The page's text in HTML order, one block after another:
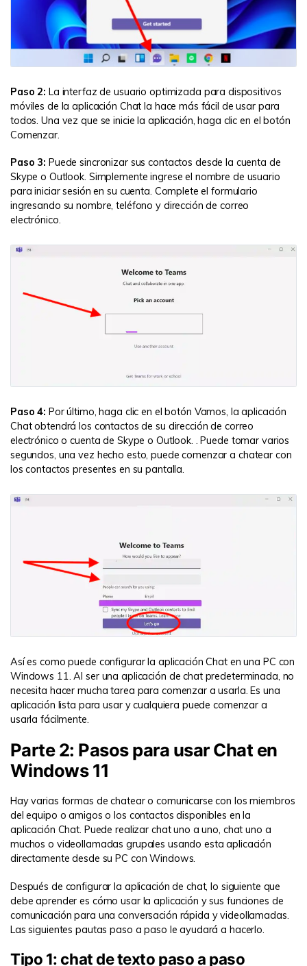
Paso 2: La interfaz de usuario optimizada para dispositivos
móviles de la aplicación Chat la hace más fácil de usar para
todos. Una vez que se inicie la aplicación, haga clic en el botón
Comenzar.
Paso 3: Puede sincronizar sus contactos desde la cuenta de
Skype o Outlook. Simplemente ingrese el nombre de usuario
para iniciar sesión en su cuenta. Complete el formulario
ingresando su nombre, teléfono y dirección de correo
electrónico.
Paso 4: Por último, haga clic en el botón Vamos, la aplicación
Chat obtendrá los contactos de su dirección de correo
electrónico o cuenta de Skype o Outlook. . Puede tomar varios
segundos, una vez hecho esto, puede comenzar a chatear con
los contactos presentes en su pantalla.
Así es como puede configurar la aplicación Chat en una PC con
Windows 11. Al ser una aplicación de chat predeterminada, no
necesita hacer mucha tarea para comenzar a usarla. Es una
aplicación lista para usar y cualquiera puede comenzar a
usarla fácilmente.
Parte 2: Pasos para usar Chat en
Windows 11
Hay varias formas de chatear o comunicarse con los miembros
del equipo o amigos o los contactos disponibles en la
aplicación Chat. Puede realizar chat uno a uno, chat uno a
muchos o videollamadas grupales usando esta aplicación
directamente desde su PC con Windows.
Después de configurar la aplicación de chat, lo siguiente que
debe aprender es cómo usar la aplicación y sus funciones de
comunicación para una conversación rápida y videollamadas.
Las siguientes pautas paso a paso le ayudará a hacerlo.
Tipo 1: chat de texto paso a paso